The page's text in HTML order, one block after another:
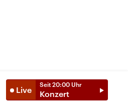
Live
Seit 20:00 Uhr
Konzert